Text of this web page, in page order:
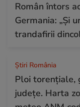
Român întors
Germania: „Și
trandafirii
Știri România
Ploi torențiale,
județe. Harta